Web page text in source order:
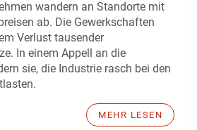
wandern an Standorte mit
ab. Die Gewerkschaften
Verlust tausender
In einem Appell an die
sie, die Industrie rasch bei den
MEHR LESEN